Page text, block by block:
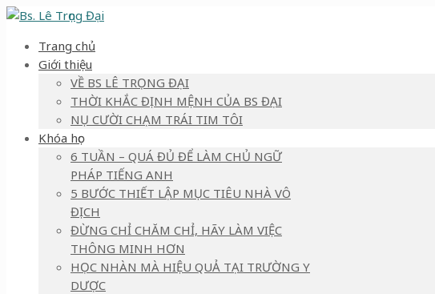
Trang chủ
Giới thiệu
VỀ BS LÊ TRỌNG ĐẠI
THỜI KHẮC ĐỊNH MỆNH CỦA BS ĐẠI
NỤ CƯỜI CHẠM TRÁI TIM TÔI
Khóa học
6 TUẦN – QUÁ ĐỦ ĐỂ LÀM CHỦ NGỮ
PHÁP TIẾNG ANH
5 BƯỚC THIẾT LẬP MỤC TIÊU NHÀ VÔ
ĐỊCH
ĐỪNG CHỈ CHĂM CHỈ, HÃY LÀM VIỆC
THÔNG MINH HƠN
HỌC NHÀN MÀ HIỆU QUẢ TẠI TRƯỜNG Y
DƯỢC